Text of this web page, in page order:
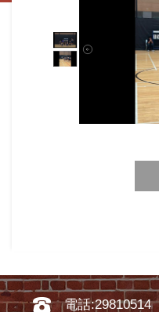
電話:29810514